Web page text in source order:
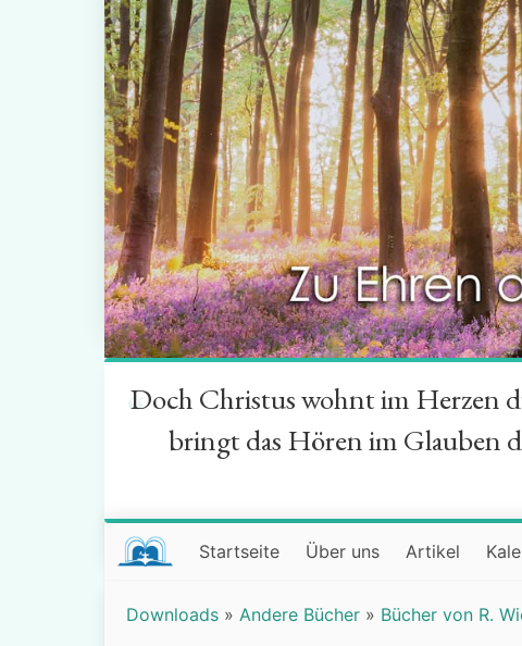
“
Doch Christus wohnt im Herzen
bringt das Hören im Glauben
Startseite Über uns Artikel
Downloads » Andere Bücher » Bücher von R.